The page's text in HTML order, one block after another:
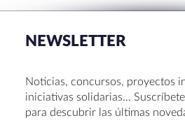
La Muestra de Artes
Congreso UNIV 2026
Hábitos saludables: 8
disfrutar la Navidad.
NEWSLETTER
Noticias, concursos, proyectos
iniciativas solidarias…
para descubrir las últimas